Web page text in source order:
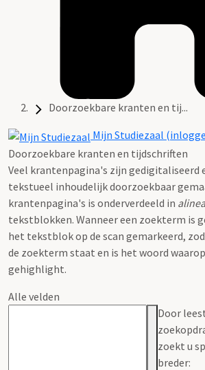
Doorzoekbare kranten en tij...
Mijn Studiezaal
Doorzoekbare kranten en tijdschriften
Veel krantenpagina's zijn gedigitaliseerd
tekstueel inhoudelijk doorzoekbaar
krantenpagina's is onderverdeeld in
tekstblokken. Wanneer een zoekterm is
het tekstblok op de scan gemarkeerd,
de zoekterm staat en is het woord
gehighlight.
Alle velden
Door
zoekt u
breder: